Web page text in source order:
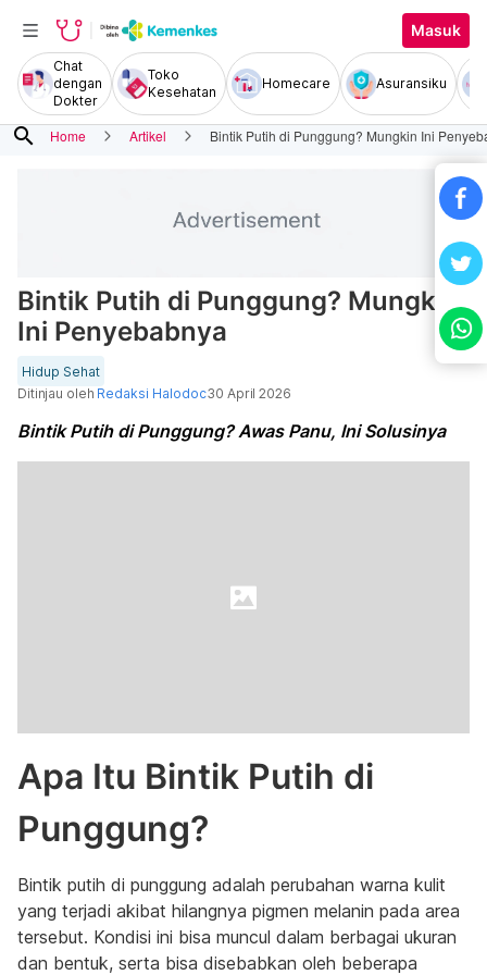
Masuk
Chat
dengan
Dokter
Toko
Kesehatan
Homecare Asuransiku
search Home Artikel Bintik Putih di Punggung? Mungkin Ini
Bintik Putih di Punggung? Mungkin
Ini Penyebabnya
Hidup Sehat
Ditinjau oleh Redaksi Halodoc30 April 2026
Bintik Putih di Punggung? Awas Panu, Ini Solusinya
Apa Itu Bintik Putih di
Punggung?
Bintik putih di punggung adalah perubahan warna kulit
yang terjadi akibat hilangnya pigmen melanin pada area
tersebut. Kondisi ini bisa muncul dalam berbagai ukuran
dan bentuk, serta bisa disebabkan oleh beberapa